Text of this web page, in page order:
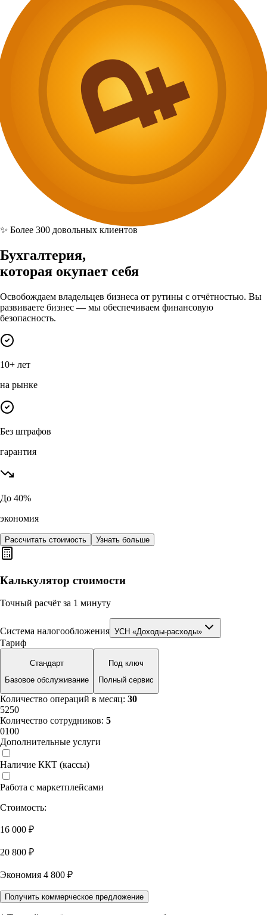
₽
✨ Более 300 довольных клиентов
Бухгалтерия,
которая окупает себя
Освобождаем владельцев бизнеса от рутины с отчётностью. Вы
развиваете бизнес — мы обеспечиваем финансовую
безопасность.
10+ лет
на рынке
Без штрафов
гарантия
До 40%
экономия
Рассчитать стоимость Узнать больше
Калькулятор стоимости
Точный расчёт за 1 минуту
Система налогообложения УСН «Доходы-расходы»
Тариф
Стандарт
Базовое обслуживание
Под ключ
Полный сервис
Количество операций в месяц: 30
5250
Количество сотрудников: 5
0100
Дополнительные услуги
Наличие ККТ (кассы)
Работа с маркетплейсами
Стоимость:
16 000 ₽
20 800 ₽
Экономия 4 800 ₽
Получить коммерческое предложение